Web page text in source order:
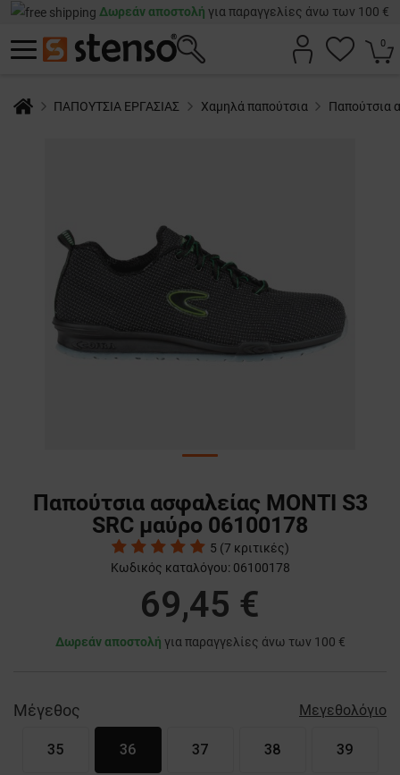
Δωρεάν αποστολή για παραγγελίες άνω των 100 €
0
ΠΑΠΟΥΤΣΙΑ ΕΡΓΑΣΙΑΣ Χαμηλά παπούτσια Παπούτσια
Παπούτσια ασφαλείας MONTI S3
SRC μαύρο 06100178
5 (7 κριτικές)
Κωδικός καταλόγου: 06100178
69,45 €
Δωρεάν αποστολή για παραγγελίες άνω των 100 €
Μέγεθος Μεγεθολόγιο
35 36 37 38 39